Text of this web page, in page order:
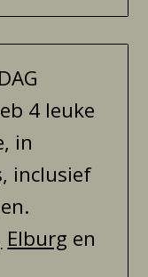
4 leuke
in
inclusief
Elburg en